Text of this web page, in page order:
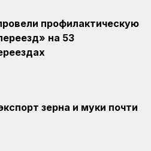
профилактическую
на 53
зерна и муки почти